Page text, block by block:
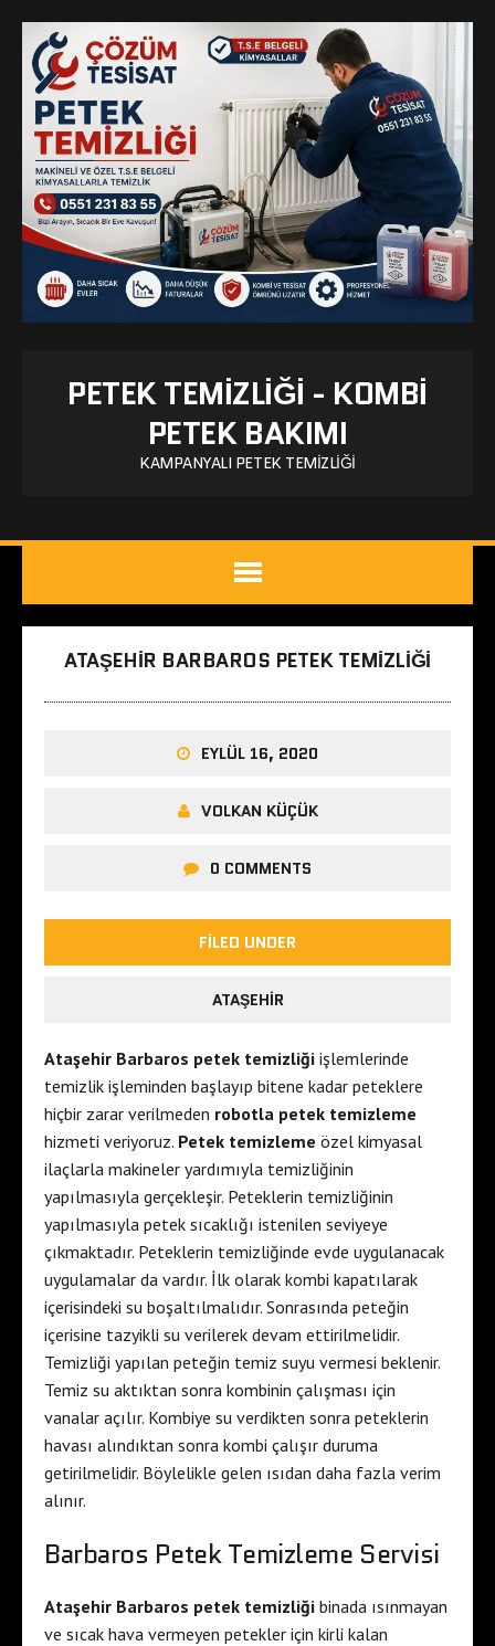
PETEK TEMIZLIĞI - KOMBI
PETEK BAKIMI
KAMPANYALI PETEK TEMIZLIĞI
ATAŞEHIR BARBAROS PETEK TEMIZLIĞI
EYLÜL 16, 2020
VOLKAN KÜÇÜK
0 COMMENTS
FILED UNDER
ATAŞEHIR
Ataşehir Barbaros petek temizliği işlemlerinde
temizlik işleminden başlayıp bitene kadar peteklere
hiçbir zarar verilmeden robotla petek temizleme
hizmeti veriyoruz. Petek temizleme özel kimyasal
ilaçlarla makineler yardımıyla temizliğinin
yapılmasıyla gerçekleşir. Peteklerin temizliğinin
yapılmasıyla petek sıcaklığı istenilen seviyeye
çıkmaktadır. Peteklerin temizliğinde evde uygulanacak
uygulamalar da vardır. İlk olarak kombi kapatılarak
içerisindeki su boşaltılmalıdır. Sonrasında peteğin
içerisine tazyikli su verilerek devam ettirilmelidir.
Temizliği yapılan peteğin temiz suyu vermesi beklenir.
Temiz su aktıktan sonra kombinin çalışması için
vanalar açılır. Kombiye su verdikten sonra peteklerin
havası alındıktan sonra kombi çalışır duruma
getirilmelidir. Böylelikle gelen ısıdan daha fazla verim
alınır.
Barbaros Petek Temizleme Servisi
Ataşehir Barbaros petek temizliği binada ısınmayan
ve sıcak hava vermeyen petekler için kirli kalan